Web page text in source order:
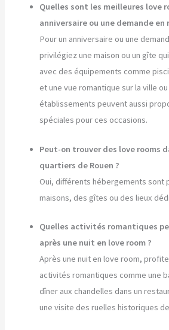
Quelles sont les meilleures love
anniversaire ou une demande en
Pour un anniversaire ou une
privilégiez une maison ou un gîte
avec des équipements comme
et une vue romantique sur la ville
établissements peuvent aussi
spéciales pour ces occasions.
Peut-on trouver des love rooms
quartiers de Rouen ?
Oui, différents hébergements sont
maisons, des gîtes ou des lieux
Quelles activités romantiques
après une nuit en love room ?
Après une nuit en love room,
activités romantiques comme une
dîner aux chandelles dans un
une visite des ruelles historiques